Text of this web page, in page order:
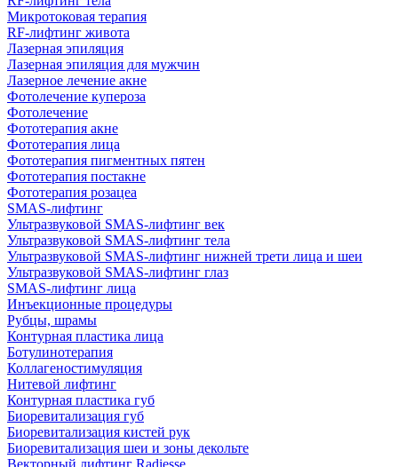
Микротоковая терапия
RF-лифтинг живота
Лазерная эпиляция
Лазерная эпиляция для мужчин
Лазерное лечение акне
Фотолечение купероза
Фотолечение
Фототерапия акне
Фототерапия лица
Фототерапия пигментных пятен
Фототерапия постакне
Фототерапия розацеа
SMAS-лифтинг
Ультразвуковой SMAS-лифтинг век
Ультразвуковой SMAS-лифтинг тела
Ультразвуковой SMAS-лифтинг нижней трети лица и шеи
Ультразвуковой SMAS-лифтинг глаз
SMAS-лифтинг лица
Инъекционные процедуры
Рубцы, шрамы
Контурная пластика лица
Ботулинотерапия
Коллагеностимуляция
Нитевой лифтинг
Контурная пластика губ
Биоревитализация губ
Биоревитализация кистей рук
Биоревитализация шеи и зоны декольте
Векторный лифтинг Radiesse